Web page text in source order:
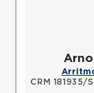
CRM 181935/